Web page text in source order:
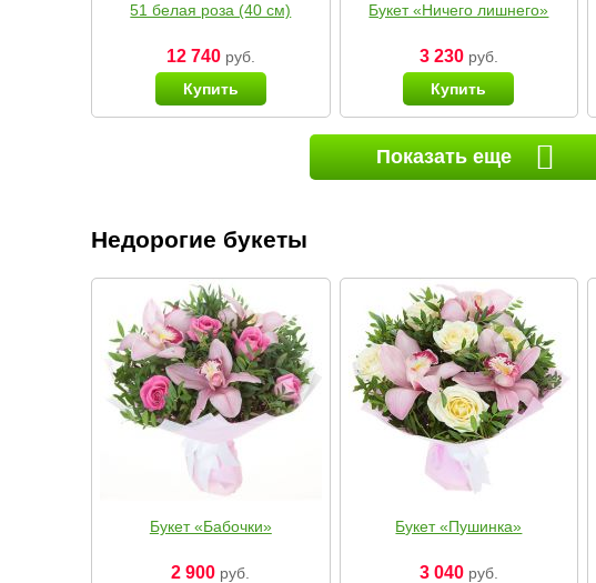
51 белая роза (40 см)
12 740руб.
Купить
Букет «Ничего лишнего»
3 230руб.
Купить
Показать еще
Недорогие букеты
Букет «Бабочки»
2 900 руб.
Букет «Пушинка»
3 040руб.